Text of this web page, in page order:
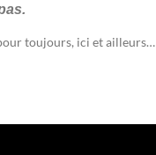
toujours, ici et ailleurs…